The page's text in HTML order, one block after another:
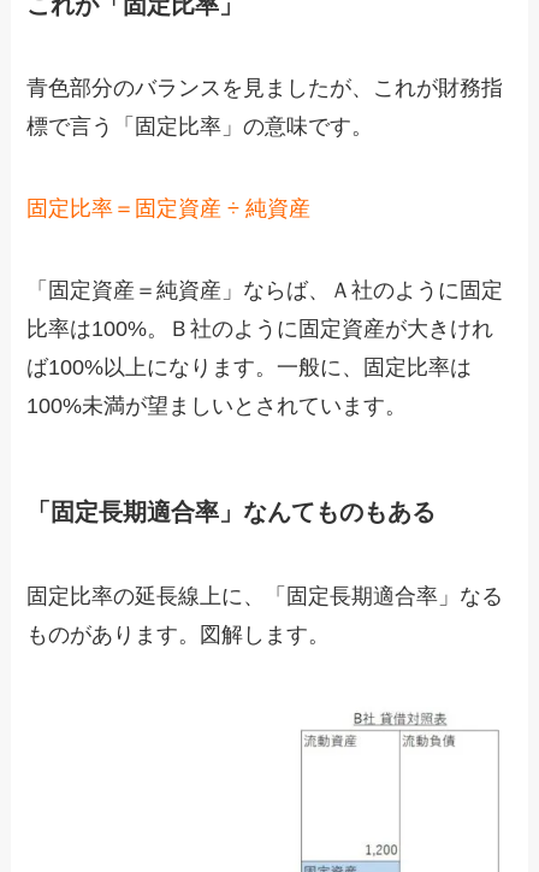
青色部分のバランスを見ましたが、これが財務指
標で言う「固定比率」の意味です。
固定比率＝固定資産 ÷ 純資産
「固定資産＝純資産」ならば、Ａ社のように固定
比率は100%。Ｂ社のように固定資産が大きけれ
ば100%以上になります。一般に、固定比率は
100%未満が望ましいとされています。
「固定長期適合率」なんてものもある
固定比率の延長線上に、「固定長期適合率」なる
ものがあります。図解します。